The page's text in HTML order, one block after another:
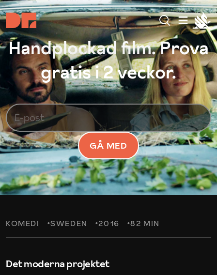
Handplockad film. Prova
gratis i 2 veckor.
GÅ MED
KOMEDI SWEDEN 2016 82 MIN
Det moderna projektet